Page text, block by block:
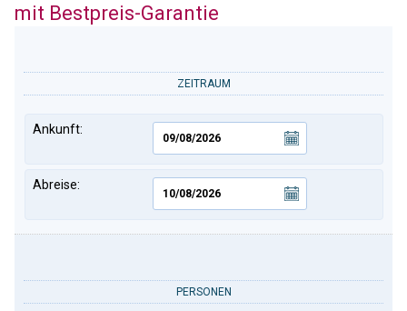
mit Bestpreis-Garantie
ZEITRAUM
Ankunft:
Abreise:
PERSONEN